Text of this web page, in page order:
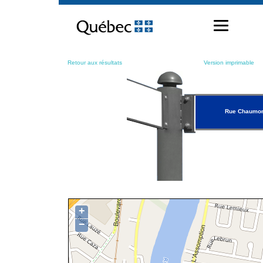
contenu
Retour aux résultats Version imprimable
Rue
+
−